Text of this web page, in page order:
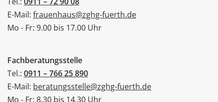
E-Mail: frauenhaus@zghg-fuerth.de
Mo - Fr: 9.00 bis 17.00 Uhr
Fachberatungsstelle
Tel.: 0911 – 766 25 890
E-Mail: beratungsstelle@zghg-fuerth.de
Mo - Fr: 8.30 bis 14.30 Uhr